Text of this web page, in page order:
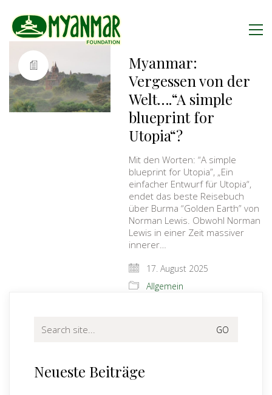
Myanmar:
Vergessen von der
Welt….“A simple
blueprint for
Utopia“?
Mit den Worten: “A simple
blueprint for Utopia”, „Ein
einfacher Entwurf für Utopia“,
endet das beste Reisebuch
über Burma “Golden Earth” von
Norman Lewis. Obwohl Norman
Lewis in einer Zeit massiver
innerer…
17. August 2025
Allgemein
for:
Neueste Beiträge